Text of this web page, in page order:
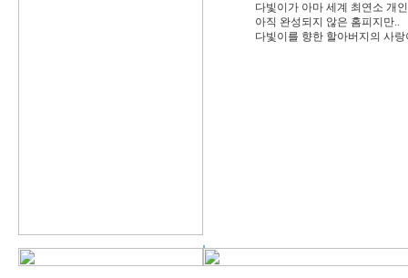
다빛이가 아마 세계 최연소 개
아직 완성되지 않은 홈피지만..
다빛이를 향한 할아버지의 사